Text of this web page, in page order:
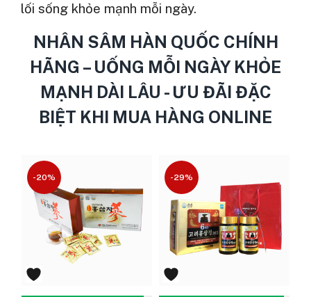
lối sống khỏe mạnh mỗi ngày.
NHÂN SÂM HÀN QUỐC CHÍNH
HÃNG – UỐNG MỖI NGÀY KHỎE
MẠNH DÀI LÂU - ƯU ĐÃI ĐẶC
BIỆT KHI MUA HÀNG ONLINE
-20% -29%